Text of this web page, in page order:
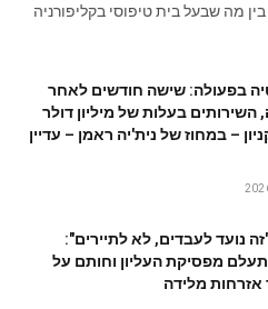
מה שבעל בית טיפוסי בקליפורניה
בפעולה: שישה חודשים לאחר
בעלות של מיליון דולר
– במחוז של נית'יה ראמן – עדיין
נועד לעבדים, לא לתיירים":
מפסיקת העליון וחותם על
אזרחות מלידה